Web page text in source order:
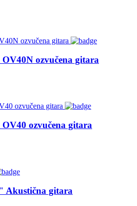
ozvučena gitara
ozvučena gitara
Akustična gitara